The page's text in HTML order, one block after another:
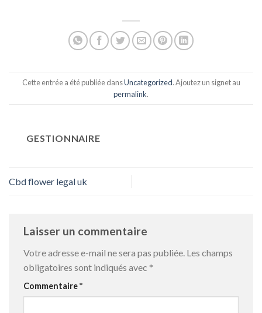
Cette entrée a été publiée dansUncategorized. Ajoutez un signet au
permalink.
GESTIONNAIRE
Cbd flower legal uk
Laisser un commentaire
Votre adresse e-mail ne sera pas publiée. Les champs
obligatoires sont indiqués avec *
Commentaire*